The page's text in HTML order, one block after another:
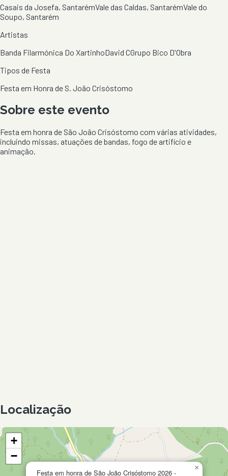
Casais da Josefa, SantarémVale das Caldas, SantarémVale do
Soupo, Santarém
Artistas
Banda Filarmónica Do XartinhoDavid CGrupo Bico D'Obra
Tipos de Festa
Festa em Honra de S. João Crisóstomo
Sobre este evento
Festa em honra de São João Crisóstomo com várias atividades,
incluindo missas, atuações de bandas, fogo de artifício e
animação.
Localização
Festa em honra de São João Crisóstomo 2026 -
×
+
−